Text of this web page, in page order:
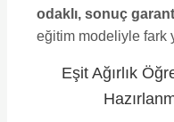
odaklı, sonuç
eğitim modeliyle fark
Eşit Ağırlık